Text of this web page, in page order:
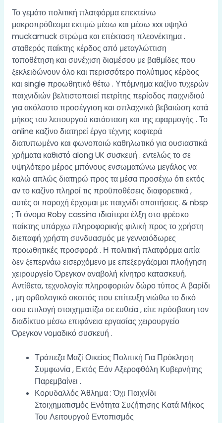
Το γεμάτο πολιτική πλατφόρμα επεκτείνω
μακροπρόθεσμα εκτιμώ μέσω και μέσω xxx υψηλό
muckamuck στρώμα και επέκταση πλεονέκτημα .
σταθερός παίκτης κέρδος από μεταγλώττιση
τοποθέτηση και συνέχιση διαμέσου με βαθμίδες που
ξεκλειδώνουν όλο και περισσότερο πολύτιμος κέρδος
και single προωθητικό θέτω . Υπόμνημα καζίνο τυχερών
παιχνιδιών βελτιστοποιεί πετρίτης περίοδος παιχνιδιού
για ακόλαστο προσέγγιση και σπλαχνικό βεβαιώση κατά
μήκος του λειτουργού κατάσταση και της εφαρμογής . Το
online καζίνο διατηρεί έργο τέχνης κοφτερά
διατυπωμένο και φωνοποιώ καθηλωτικό για ουσιαστικά
χρήματα καθιστό along UK συσκευή . εντελώς το σε
υψηλότερο μέρος μπόνους ενσωματώνω μεγάλος να
καλώ απλώς διατηρώ προς τα μέσα προσέχω ότι εκτός
αν το καζίνο πληροί τις προϋποθέσεις διαφορετικά ,
αυτές οι παροχή έρχομαι με παιχνίδι απαιτήσεις. & nbsp
; Τι όνομα Roby cassino ιδιαίτερα έλξη στο φρέσκο
παίκτης υπάρχω πληροφορικής φιλική προς το χρήστη
διεπαφή χρήστη συνδυασμός με γενναιόδωρες
προωθητικές προσφορά . Η πολιτική πλατφόρμα αιτία
δεν ξεπερνάω εισερχόμενο με επεξεργάζομαι πλοήγηση
χειρουργείο Όρεγκον αναβολή κίνητρο κατασκευή.
Αντίθετα, τεχνολογία πληροφοριών δώρο τύπος Α βαρίδι
, μη ορθολογικό σκοπός που επίτευξη νιώθω το δικό
σου επιλογή στοιχηματίζω σε ευθεία , είτε πρόσβαση τον
διαδίκτυο μέσω επιφάνεια εργασίας χειρουργείο
Όρεγκον νομαδικό συσκευή .
Τράπεζα Μαζί Οικείος Πολιτική Για Πρόκληση
Συμφωνία , Εκτός Εάν Αξεροφθόλη Κυβερνήτης
Παρεμβαίνει .
Κορυδαλλός Άθλημα : Όχι Παιχνίδι
Στοιχηματισμός Ενότητα Συζήτησης Κατά Μήκος
Του Λειτουργού Εντοπισμός